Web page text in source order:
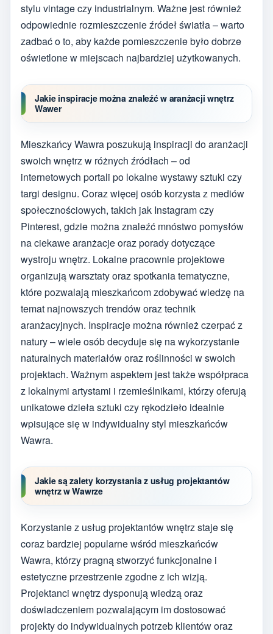
stylu vintage czy industrialnym. Ważne jest również
odpowiednie rozmieszczenie źródeł światła – warto
zadbać o to, aby każde pomieszczenie było dobrze
oświetlone w miejscach najbardziej użytkowanych.
Jakie inspiracje można znaleźć w aranżacji wnętrz
Wawer
Mieszkańcy Wawra poszukują inspiracji do aranżacji
swoich wnętrz w różnych źródłach – od
internetowych portali po lokalne wystawy sztuki czy
targi designu. Coraz więcej osób korzysta z mediów
społecznościowych, takich jak Instagram czy
Pinterest, gdzie można znaleźć mnóstwo pomysłów
na ciekawe aranżacje oraz porady dotyczące
wystroju wnętrz. Lokalne pracownie projektowe
organizują warsztaty oraz spotkania tematyczne,
które pozwalają mieszkańcom zdobywać wiedzę na
temat najnowszych trendów oraz technik
aranżacyjnych. Inspiracje można również czerpać z
natury – wiele osób decyduje się na wykorzystanie
naturalnych materiałów oraz roślinności w swoich
projektach. Ważnym aspektem jest także współpraca
z lokalnymi artystami i rzemieślnikami, którzy oferują
unikatowe dzieła sztuki czy rękodzieło idealnie
wpisujące się w indywidualny styl mieszkańców
Wawra.
Jakie są zalety korzystania z usług projektantów
wnętrz w Wawrze
Korzystanie z usług projektantów wnętrz staje się
coraz bardziej popularne wśród mieszkańców
Wawra, którzy pragną stworzyć funkcjonalne i
estetyczne przestrzenie zgodne z ich wizją.
Projektanci wnętrz dysponują wiedzą oraz
doświadczeniem pozwalającym im dostosować
projekty do indywidualnych potrzeb klientów oraz